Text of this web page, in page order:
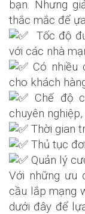
bạn. Nhưng
thắc mắc để
Tốc độ
với các nhà
Có nhiều
cho khách
Chế độ
chuyên
Thời gian
Thủ tục
Quản lý
Với những ưu
cầu lắp mạng
dưới đây để